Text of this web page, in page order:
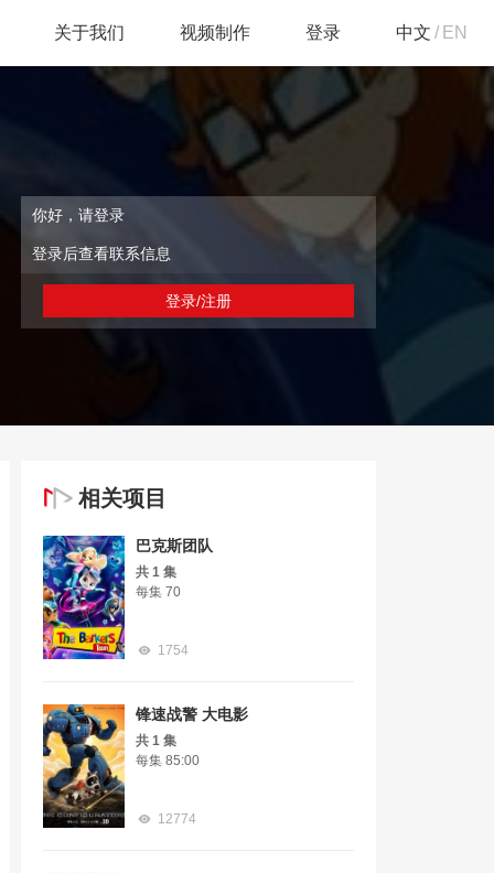
关于我们 视频制作 登录 中文 / EN
你好，请登录
登录后查看联系信息
登录/注册
相关项目
巴克斯团队
共 1 集
每集 70
1754
锋速战警 大电影
共 1 集
每集 85:00
12774